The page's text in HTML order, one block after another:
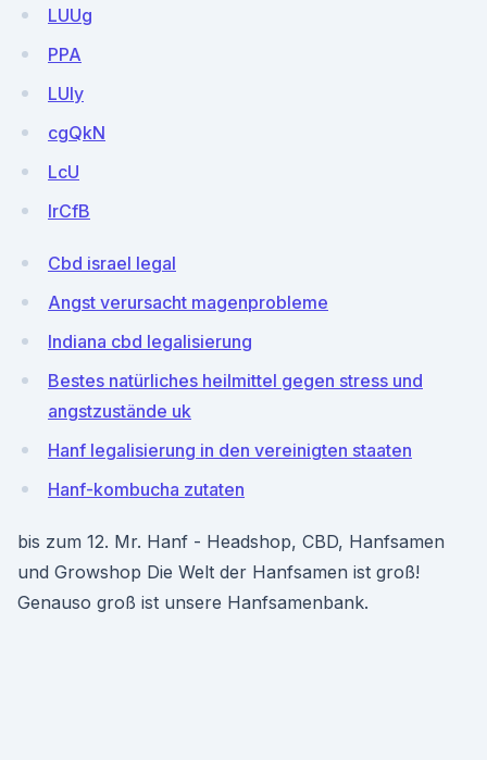
LUUg
PPA
LUly
cgQkN
LcU
IrCfB
Cbd israel legal
Angst verursacht magenprobleme
Indiana cbd legalisierung
Bestes natürliches heilmittel gegen stress und
angstzustände uk
Hanf legalisierung in den vereinigten staaten
Hanf-kombucha zutaten
bis zum 12. Mr. Hanf - Headshop, CBD, Hanfsamen
und Growshop Die Welt der Hanfsamen ist groß!
Genauso groß ist unsere Hanfsamenbank.